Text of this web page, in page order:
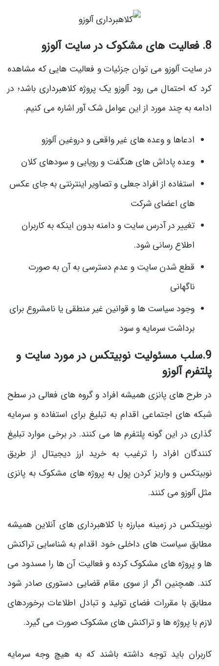
8. فعالیت ‌های مشکوک در سایت آلوزو
در سایت آلوزو می توان جزئیات و فعالیت هایی که مشاهده
کرد که احتمال می رود آلوزو یک پروژه کلاهبرداری باشد؛ در
ادامه به چند مورد از این عوامل شک آور اشاره می کنیم.
ادعاها و وعده های غیر واقعی و دروغین آلوزو
وعده پاداش های هنگفت و رویایی و سودهای کلان
استفاده از افراد جعلی و تصاویر اینترنتی به جای عکس
های اعضای شرکت
تغییر در آدرس سایت و دامنه بدون اینکه به کاربران
اطلاع رسانی شود.
قطع شدن سایت و عدم دسترسی به آن به صورت
ناگهانی
وجود سیاست ها و قوانین غیر منطقی یا نامشروع برای
برداشت سرمایه و سود
9.سلب مسئولیت نوبیتکس در مورد سایت و
پلتفرم آلوزو
در طرح های پانزی همیشه افراد و گروه های فعالی در سطح
شبکه های اجتماعی اقدام به تبلیغ برای استفاده و سرمایه
گذاری در این گونه پلتفرم ها می کنند. در برخی موارد تبلیغ
کنندگان افراد را ترغیب به خرید ارز دیجیتال از طریق
نوبیتکس و واریز کردن پول به پروژه های مشکوک به پانزی
مثل آلوزو می کنند.
نوبیتکس در زمینه مبارزه با کلاهبرداری های آنلاین همیشه
مطابق سیاست های داخلی خود اقدام به شناسایی تراکنش
ها و پروژه های مشکوک کرده و فعالیت آن ها را مسدود می
کند. همچنین اگر از سوی مقام قضایی دستوری صادر شود
مطابق با مقررات فضای تولید و تبادل اطلاعات برخوردهای
لازم با پروژه ها و تراکنش های مشکوک صورت می گیرد.
کاربران باید توجه داشته باشند که به هیچ وجه سرمایه